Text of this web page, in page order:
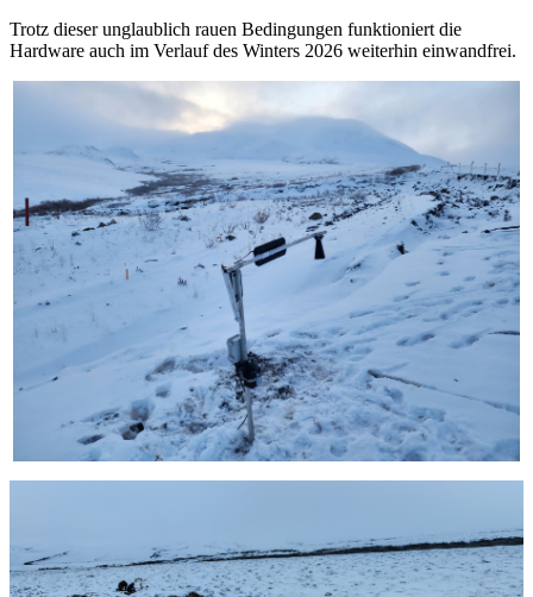
Trotz dieser unglaublich rauen Bedingungen funktioniert die
Hardware auch im Verlauf des Winters 2026 weiterhin einwandfrei.